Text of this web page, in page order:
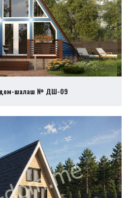
шалаш № ДШ-09